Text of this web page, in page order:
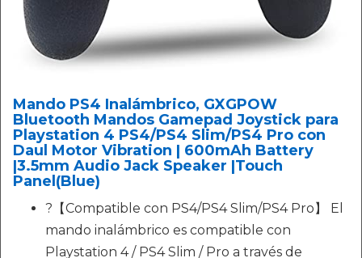
Mando PS4 Inalámbrico, GXGPOW
Bluetooth Mandos Gamepad Joystick para
Playstation 4 PS4/PS4 Slim/PS4 Pro con
Daul Motor Vibration | 600mAh Battery
|3.5mm Audio Jack Speaker |Touch
Panel(Blue)
?【Compatible con PS4/PS4 Slim/PS4 Pro】 El
mando inalámbrico es compatible con
Playstation 4 / PS4 Slim / Pro a través de